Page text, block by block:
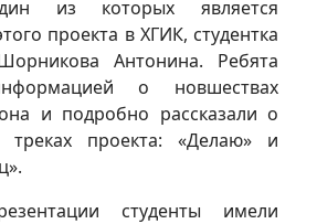
из которых является
проекта в ХГИК, студентка
Антонина. Ребята
о новшествах
и подробно рассказали о
треках проекта: «Делаю» и
студенты имели